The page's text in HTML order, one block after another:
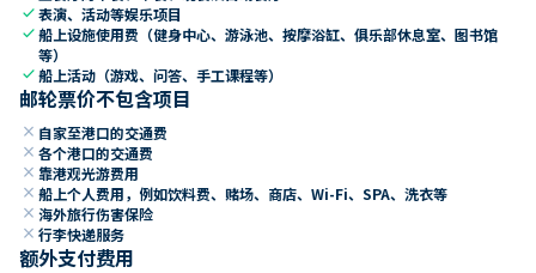
check表演、活动等娱乐项目
check船上设施使用费（健身中心、游泳池、按摩浴缸、俱乐部休息室、图书馆
等）
check船上活动（游戏、问答、手工课程等）
邮轮票价不包含项目
close 自家至港口的交通费
close 各个港口的交通费
close 靠港观光游费用
close 船上个人费用，例如饮料费、赌场、商店、Wi-Fi、SPA、洗衣等
close 海外旅行伤害保险
close 行李快递服务
额外支付费用